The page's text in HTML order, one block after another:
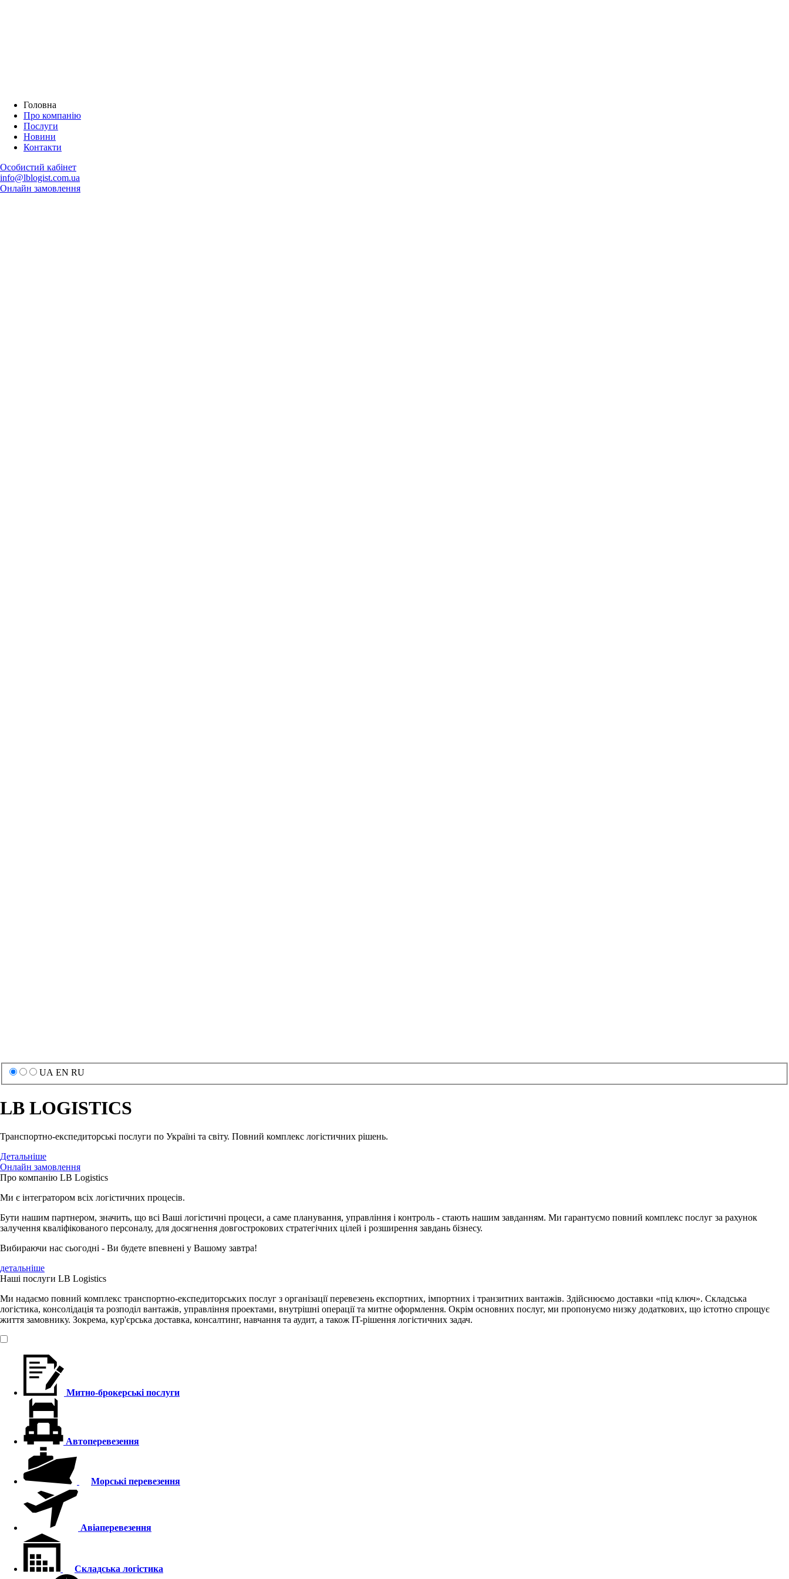
Головна
Про компанію
Послуги
Новини
Контакти
Особистий кабінет
info@lblogist.com.ua
Онлайн замовлення
UA EN RU
LB LOGISTICS
Транспортно-експедиторські послуги по Україні та світу. Повний комплекс логістичних рішень.
Детальніше
Oнлайн замовлення
Про компанію LB Logistics
Ми є інтегратором всіх логістичних процесів.
Бути нашим партнером, значить, що всі Ваші логістичні процеси, а саме планування, управління і контроль - стають нашим завданням. Ми гарантуємо повний комплекс послуг за рахунок
залучення кваліфікованого персоналу, для досягнення довгострокових стратегічних цілей і розширення завдань бізнесу.
Вибираючи нас сьогодні - Ви будете впевнені у Вашому завтра!
детальніше
Наші послуги LB Logistics
Ми надаємо повний комплекс транспортно-експедиторських послуг з організації перевезень експортних, імпортних і транзитних вантажів. Здійснюємо доставки «під ключ». Складська
логістика, консолідація та розподіл вантажів, управління проектами, внутрішні операції та митне оформлення. Окрім основних послуг, ми пропонуємо низку додаткових, що істотно спрощує
життя замовнику. Зокрема, кур'єрська доставка, консалтинг, навчання та аудит, а також IT-рішення логістичних задач.
Митно-брокерські послуги
Автоперевезення
Морські перевезення
Авіаперевезення
Складська логістика